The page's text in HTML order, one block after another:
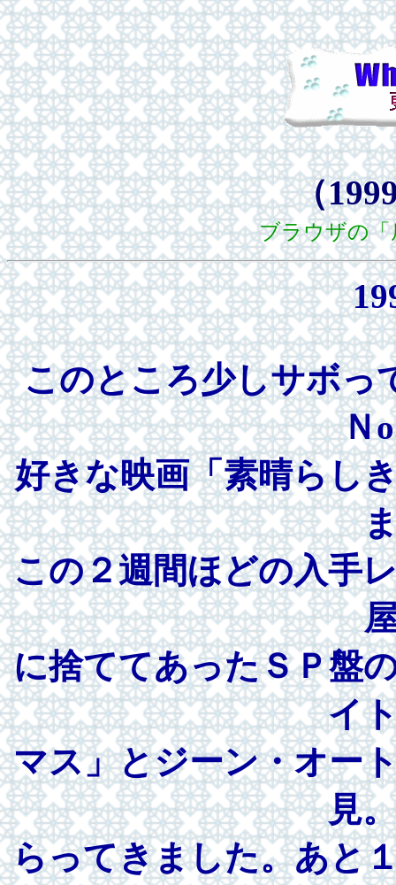
（
ブラウザの
このところ少しサボっ
Ｎ
好きな映画「素晴らし
この２週間ほどの入手
に捨ててあったＳＰ盤
イ
マス」とジーン・オー
見
らってきました。あと